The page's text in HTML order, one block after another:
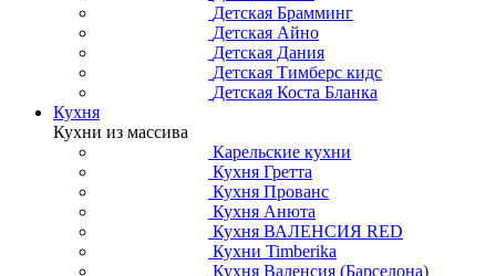
Детская Брамминг
Детская Айно
Детская Дания
Детская Тимберс кидс
Детская Коста Бланка
Кухня
Кухни из массива
Карельские кухни
Кухня Гретта
Кухня Прованс
Кухня Анюта
Кухня ВАЛЕНСИЯ RED
Кухни Timberika
Кухня Валенсия (Барселона)